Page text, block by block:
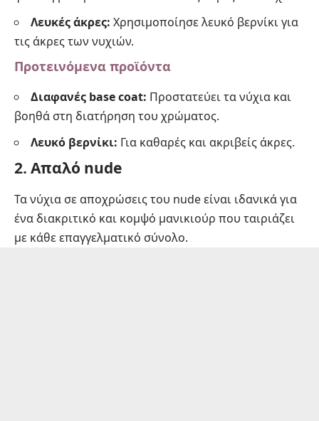
Λευκές άκρες: Χρησιμοποίησε λευκό βερνίκι για
τις άκρες των νυχιών.
Προτεινόμενα προϊόντα
Διαφανές base coat: Προστατεύει τα νύχια και
βοηθά στη διατήρηση του χρώματος.
Λευκό βερνίκι: Για καθαρές και ακριβείς άκρες.
2. Απαλό nude
Τα νύχια σε αποχρώσεις του nude είναι ιδανικά για
ένα διακριτικό και κομψό μανικιούρ που ταιριάζει
με κάθε επαγγελματικό σύνολο.